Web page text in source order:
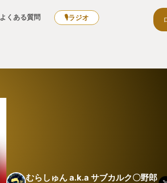
よくある質問 🎙ラジオ
むらしゅん a.k.a サブカルク〇野郎